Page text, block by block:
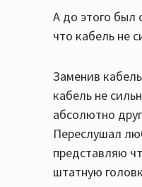
А до этого был
что кабель не
Заменив
кабель не
абсолютно
Переслушал
представляю
штатную